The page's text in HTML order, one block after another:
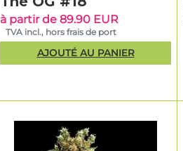
à partir de 89.90 EUR
TVA incl., hors frais de port
AJOUTÉ AU PANIER